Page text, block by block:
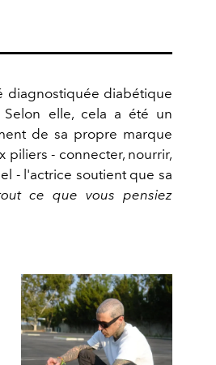
diagnostiquée diabétique
elle, cela a été un
de sa propre marque
piliers - connecter, nourrir,
- l'actrice soutient que sa
ce que vous pensiez